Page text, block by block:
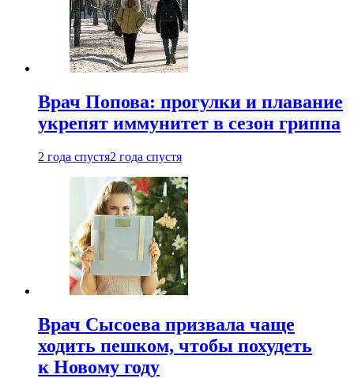
Врач Попова: прогулки и плавание
укрепят иммунитет в сезон гриппа
2 года спустя2 года спустя
Врач Сысоева призвала чаще
ходить пешком, чтобы похудеть
к Новому году